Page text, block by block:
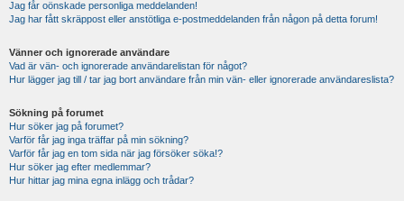
Jag får oönskade personliga meddelanden!
Jag har fått skräppost eller anstötliga e-postmeddelanden från någon på detta forum!
Vänner och ignorerade användare
Vad är vän- och ignorerade användarelistan för något?
Hur lägger jag till / tar jag bort användare från min vän- eller ignorerade användareslista?
Sökning på forumet
Hur söker jag på forumet?
Varför får jag inga träffar på min sökning?
Varför får jag en tom sida när jag försöker söka!?
Hur söker jag efter medlemmar?
Hur hittar jag mina egna inlägg och trådar?